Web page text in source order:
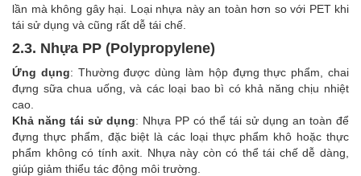
lần mà không gây hại. Loại nhựa này an toàn hơn so với PET khi
tái sử dụng và cũng rất dễ tái chế.
2.3. Nhựa PP (Polypropylene)
Ứng dụng: Thường được dùng làm hộp đựng thực phẩm, chai
đựng sữa chua uống, và các loại bao bì có khả năng chịu nhiệt
cao.
Khả năng tái sử dụng: Nhựa PP có thể tái sử dụng an toàn để
đựng thực phẩm, đặc biệt là các loại thực phẩm khô hoặc thực
phẩm không có tính axit. Nhựa này còn có thể tái chế dễ dàng,
giúp giảm thiểu tác động môi trường.